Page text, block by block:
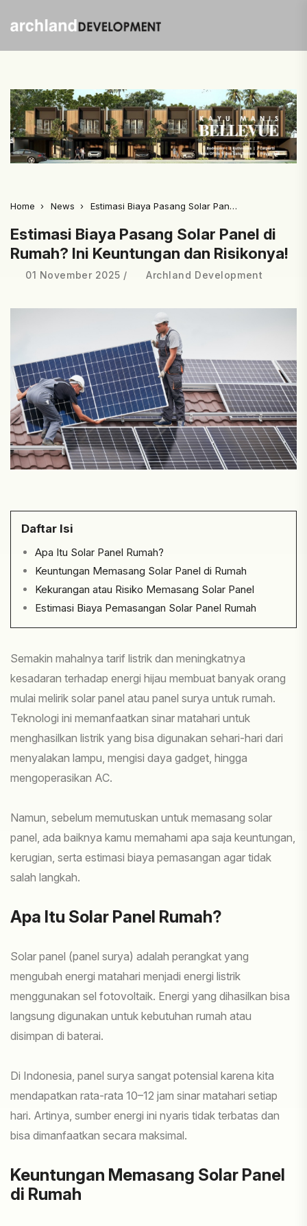
Home News Estimasi Biaya Pasang Solar Panel di Rumah? Ini Keuntungan dan Risikonya!
Estimasi Biaya Pasang Solar Panel di
Rumah? Ini Keuntungan dan Risikonya!
01 November 2025 Archland Development
Daftar Isi
Apa Itu Solar Panel Rumah?
Keuntungan Memasang Solar Panel di Rumah
Kekurangan atau Risiko Memasang Solar Panel
Estimasi Biaya Pemasangan Solar Panel Rumah
Semakin mahalnya tarif listrik dan meningkatnya
kesadaran terhadap energi hijau membuat banyak orang
mulai melirik solar panel atau panel surya untuk rumah.
Teknologi ini memanfaatkan sinar matahari untuk
menghasilkan listrik yang bisa digunakan sehari-hari dari
menyalakan lampu, mengisi daya gadget, hingga
mengoperasikan AC.
Namun, sebelum memutuskan untuk memasang solar
panel, ada baiknya kamu memahami apa saja keuntungan,
kerugian, serta estimasi biaya pemasangan agar tidak
salah langkah.
Apa Itu Solar Panel Rumah?
Solar panel (panel surya) adalah perangkat yang
mengubah energi matahari menjadi energi listrik
menggunakan sel fotovoltaik. Energi yang dihasilkan bisa
langsung digunakan untuk kebutuhan rumah atau
disimpan di baterai.
Di Indonesia, panel surya sangat potensial karena kita
mendapatkan rata-rata 10–12 jam sinar matahari setiap
hari. Artinya, sumber energi ini nyaris tidak terbatas dan
bisa dimanfaatkan secara maksimal.
Keuntungan Memasang Solar Panel
di Rumah